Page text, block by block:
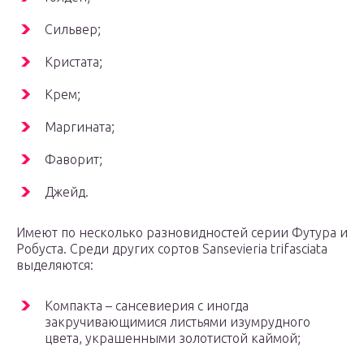
Сильвер;
Кристата;
Крем;
Маргината;
Фаворит;
Джейд.
Имеют по несколько разновидностей серии Футура и
Робуста. Среди других сортов Sansevieria trifasciata
выделяются:
Компакта – сансевиерия с иногда
закручивающимися листьями изумрудного
цвета, украшенными золотистой каймой;